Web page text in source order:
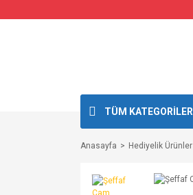
TÜM KATEGORİLER
Anasayfa Hediyelik Ürünler